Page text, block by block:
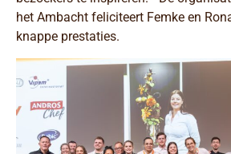
het Ambacht feliciteert Femke en
knappe prestaties.